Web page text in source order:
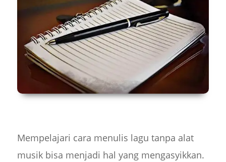
Mempelajari cara menulis lagu tanpa alat
musik bisa menjadi hal yang mengasyikkan.